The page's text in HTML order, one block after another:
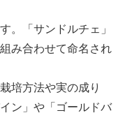
「サンドルチェ」
み合わせて命名され
培方法や実の成り
ン」や「ゴールドバ